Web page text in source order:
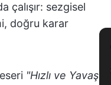
çalışır: sezgisel
doğru karar
"Hızlı ve Yavaş